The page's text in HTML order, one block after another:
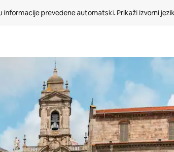
informacije prevedene automatski. Prikaži izvorni jezik